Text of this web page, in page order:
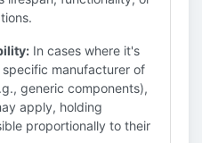
In cases where it's
manufacturer of
generic components),
apply, holding
proportionally to their